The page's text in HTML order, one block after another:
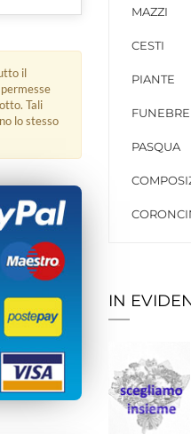
il
Tali
lo stesso
MAZZI
CESTI
PIANTE
FUNEBRE
PASQUA
IN